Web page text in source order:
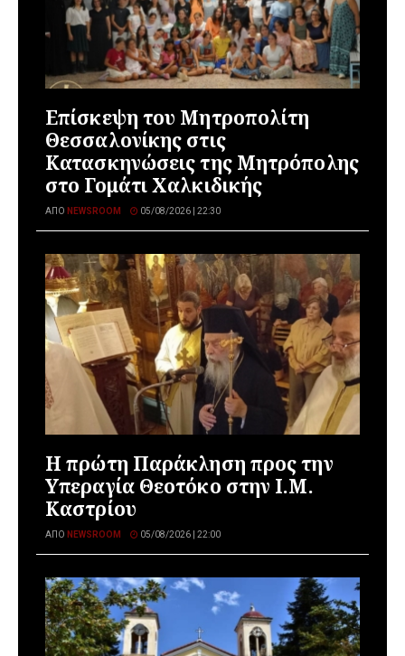
Επίσκεψη του Μητροπολίτη
Θεσσαλονίκης στις
Κατασκηνώσεις της Μητρόπολης
στο Γομάτι Χαλκιδικής
ΑΠΌ NEWSROOM 05/08/2026 | 22:30
Η πρώτη Παράκληση προς την
Υπεραγία Θεοτόκο στην Ι.Μ.
Καστρίου
ΑΠΌ NEWSROOM 05/08/2026 | 22:00